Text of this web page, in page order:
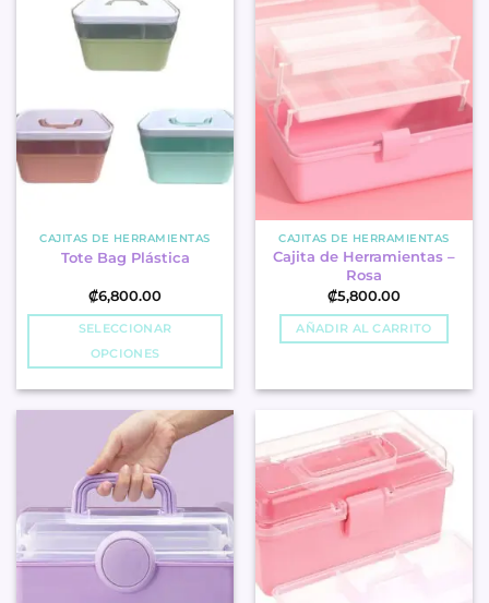
CAJITAS DE HERRAMIENTAS
Tote Bag Plástica
₡6,800.00
SELECCIONAR
OPCIONES
has
multiple
variants.
The
options
may
chosen
CAJITAS DE HERRAMIENTAS
Cajita de Herramientas –
Rosa
₡5,800.00
AÑADIR AL CARRITO